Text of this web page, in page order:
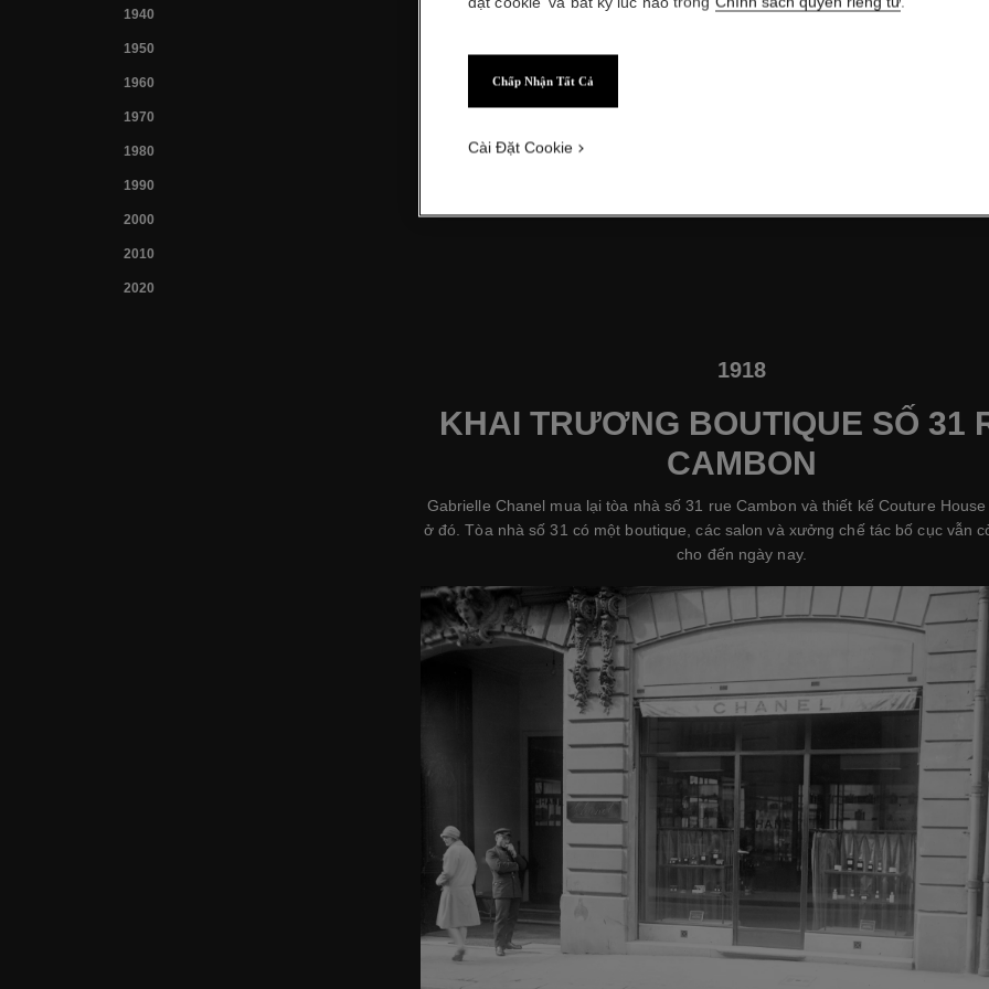
1940
1950
1960
1970
1980
1990
2000
2010
2020
1918
KHAI TRƯƠNG BOUTIQUE SỐ 31
CAMBON
Gabrielle Chanel mua lại tòa nhà số 31 rue Cambon và thiết kế Couture
ở đó. Tòa nhà số 31 có một boutique, các salon và xưởng chế tác bố cục vẫn
cho đến ngày nay.
Chấp Nhận Tất Cả
Cài Đặt Cookie